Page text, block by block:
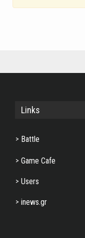
Links
Battle
Game Cafe
Users
inews.gr